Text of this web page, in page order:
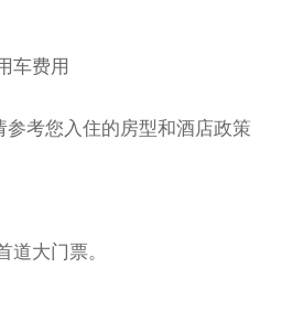
86层，若需升级102层，预
理
车费用
考您入住的房型和酒店政策
大门票。